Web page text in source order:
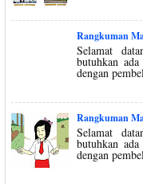
Rangkuman
Selamat
butuhkan
dengan
Rangkuman
Selamat
butuhkan
dengan